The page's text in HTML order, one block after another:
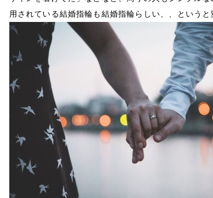
用されている結婚指輪も結婚指輪らしい、、という